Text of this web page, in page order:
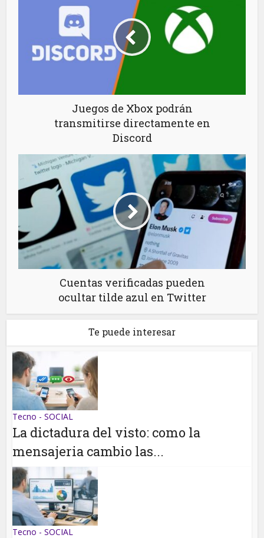
Juegos de Xbox podrán
transmitirse directamente en
Discord
Cuentas verificadas pueden
ocultar tilde azul en Twitter
Te puede interesar
Tecno - SOCIAL
La dictadura del visto: como la
mensajeria cambio las...
Tecno - SOCIAL